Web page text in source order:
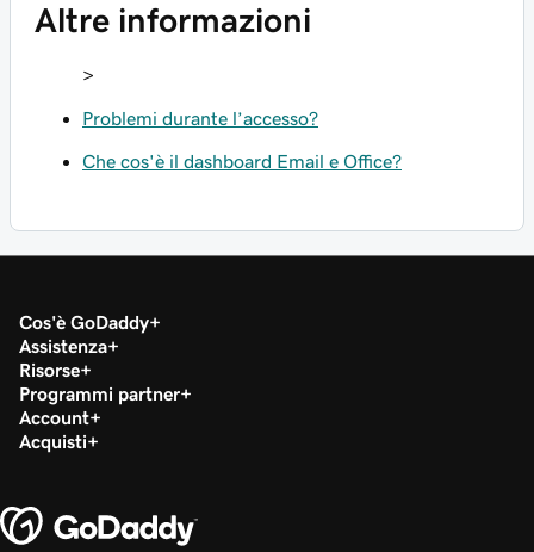
Altre informazioni
>
Problemi durante l’accesso?
Che cos'è il dashboard Email e Office?
Cos'è GoDaddy
Assistenza
Risorse
Programmi partner
Account
Acquisti